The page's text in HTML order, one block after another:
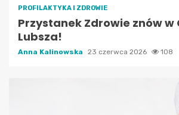
PROFILAKTYKA I ZDROWIE
Przystanek Zdrowie znów w
Lubsza!
Anna Kalinowska 23 czerwca 2026 108